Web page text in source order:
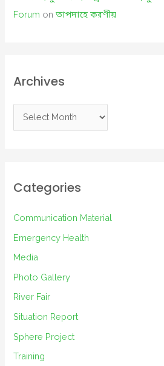
Forum onতাপদাহে করণীয়
Archives
r
i
e
s
Categories
Communication Material
Emergency Health
Media
Photo Gallery
River Fair
Situation Report
Sphere Project
Training